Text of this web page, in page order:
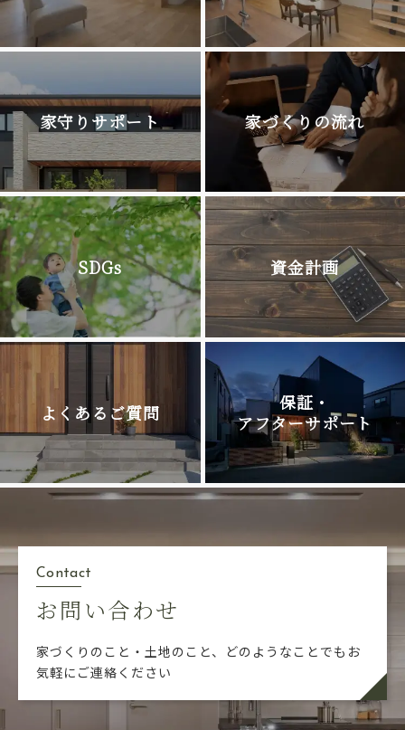
家守りサポート 家づくりの流れ
SDGs 資金計画
よくあるご質問
保証・
アフターサポート
Contact
お問い合わせ
家づくりのこと・土地のこと、どのようなことでも お
気軽にご連絡ください